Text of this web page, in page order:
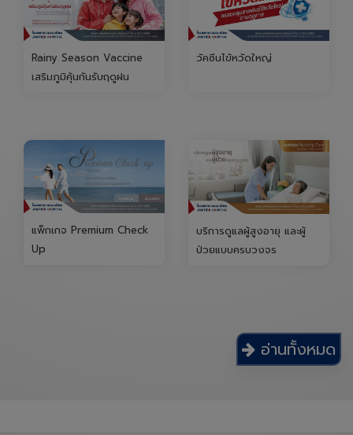
Rainy Season Vaccine
เสริมภูมิคุ้นกันรับฤดูฝน
วัคซีนไข้หวัดใหญ่
แพ็กเกจ Premium Check
Up
บริการดูแลผู้สูงอายุ และผู้
ป่วยแบบครบวงจร
อ่านทั้งหมด